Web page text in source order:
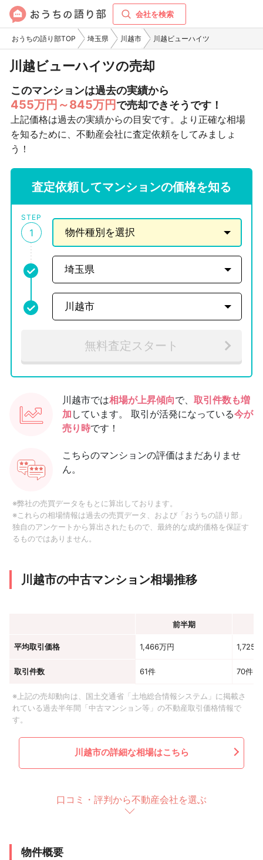
会社を検索
おうちの語り部TOP 埼玉県 川越市 川越ビューハイツ
川越ビューハイツの売却
このマンションは過去の実績から
455万円～845万円で売却できそうです！
上記価格は過去の実績からの目安です。より正確な相場
を知るために、不動産会社に査定依頼をしてみましょ
う！
査定依頼してマンションの価格を知る
STEP
1
無料査定スタート
川越市では相場が上昇傾向で、 取引件数も増
加 しています。 取引が活発になっている今が
売り時です！
こちらのマンションの評価はまだありませ
ん。
※弊社の売買データをもとに算出しております。
※これらの相場情報は過去の売買データ、および「おうちの語り部」
独自のアンケートから算出されたもので、最終的な成約価格を保証す
るものではありません。
川越市の中古マンション相場推移
前半期
平均取引価格 1,466万円 1,725
取引件数 61件 70件
※上記の売却動向は、国土交通省「土地総合情報システム」に掲載さ
れている過去半年間「中古マンション等」の不動産取引価格情報で
す。
川越市の詳細な相場はこちら
口コミ・評判から不動産会社を選ぶ
物件概要